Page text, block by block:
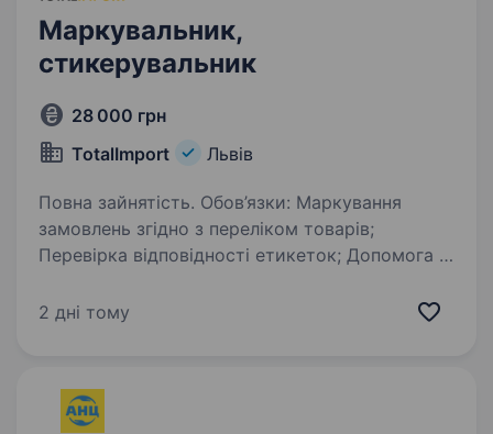
Маркувальник,
стикерувальник
28 000 грн
TotalImport
Львів
Повна зайнятість. Обов’язки: Маркування
замовлень згідно з переліком товарів;
Перевірка відповідності етикеток; Допомога у
Вимоги: Досвід роботи на аналогічній посаді
2 дні тому